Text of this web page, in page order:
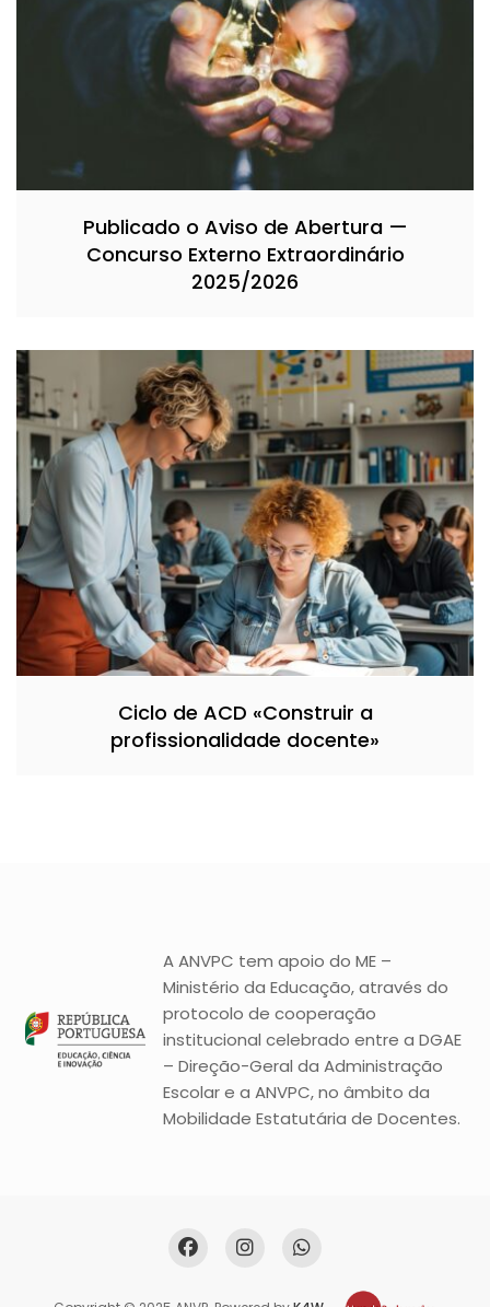
Publicado o Aviso de Abertura —
Concurso Externo Extraordinário
2025/2026
Ciclo de ACD «Construir a
profissionalidade docente»
A ANVPC tem apoio do ME –
Ministério da Educação, através do
protocolo de cooperação
institucional celebrado entre a DGAE
– Direção-Geral da Administração
Escolar e a ANVPC, no âmbito da
Mobilidade Estatutária de Docentes.